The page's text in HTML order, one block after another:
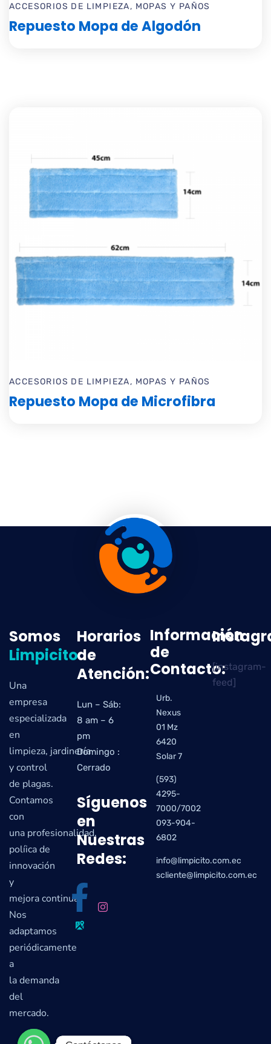
ACCESORIOS DE LIMPIEZA, MOPAS Y PAÑOS
Repuesto Mopa de Algodón
ACCESORIOS DE LIMPIEZA, MOPAS Y PAÑOS
Repuesto Mopa de Microfibra
Somos
Limpicito
Una
empresa
especializada
en
limpieza, jardinería
y control
de plagas.
Contamos
con
una profesionalidad,
políica de
innovación
y
mejora continua.
Nos
adaptamos
periódicamente
a
la demanda
del
mercado.
Horarios
de
Atención:
Lun – Sáb:
8 am – 6
pm
Domingo :
Cerrado
Síguenos
en
Nuestras
Redes:
Información
de
Contacto:
Urb.
Nexus
01 Mz
6420
Solar 7
(593)
4295-
7000/7002
093-904-
6802
info@limpicito.com.ec
scliente@limpicito.com.ec
[instagram-
feed]